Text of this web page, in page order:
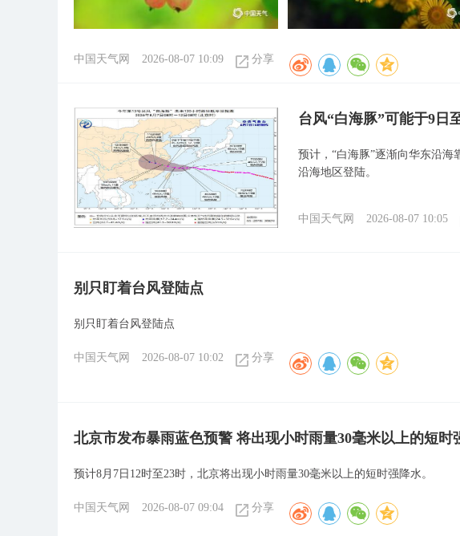
中国天气网 2026-08-07 10:09 分享
台风“白海豚”可能于9日
预计，“白海豚”逐渐向华东沿海
沿海地区登陆。
中国天气网 2026-08-07 10:05
别只盯着台风登陆点
别只盯着台风登陆点
中国天气网 2026-08-07 10:02 分享
北京市发布暴雨蓝色预警 将出现小时雨量30毫米以上的短时
预计8月7日12时至23时，北京将出现小时雨量30毫米以上的短时强降水。
中国天气网 2026-08-07 09:04 分享